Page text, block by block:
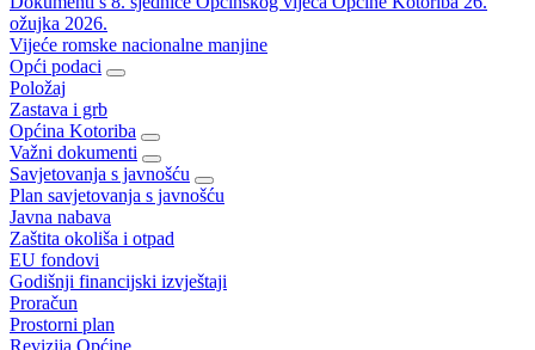
ožujka 2026.
Vijeće romske nacionalne manjine
Opći podaci
Položaj
Zastava i grb
Općina Kotoriba
Važni dokumenti
Savjetovanja s javnošću
Plan savjetovanja s javnošću
Javna nabava
Zaštita okoliša i otpad
EU fondovi
Godišnji financijski izvještaji
Proračun
Prostorni plan
Revizija Općine